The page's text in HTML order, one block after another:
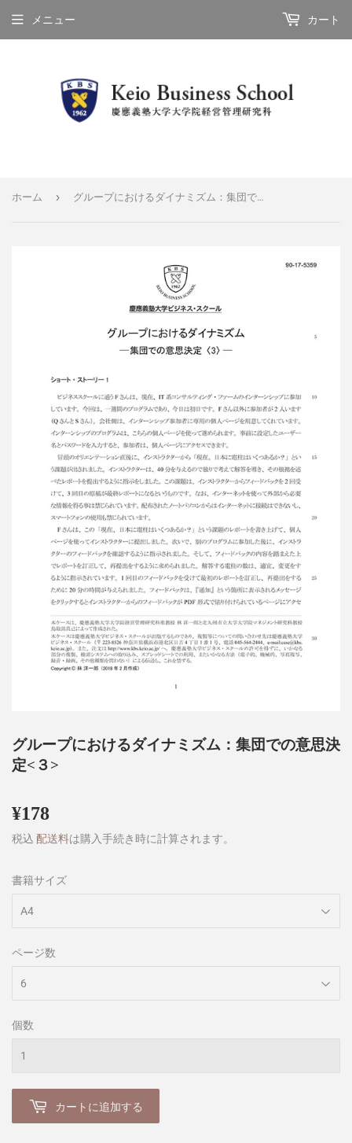
メニュー カート
ホーム › グループにおけるダイナミズム：集団での意思決定<３>
グループにおけるダイナミズム：集団での意思決
定<３>
¥178
税込 配送料は購入手続き時に計算されます。
書籍サイズ
ページ数
個数
カートに追加する